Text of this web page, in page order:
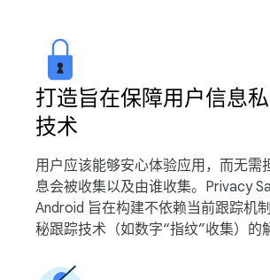
打造旨在保障用户信息
技术
用户应该能够安心体验应用，而无需
息会被收集以及由谁收集。Privacy
Android 旨在构建不依赖当前跟踪机
秘跟踪技术（如数字“指纹”收集）的